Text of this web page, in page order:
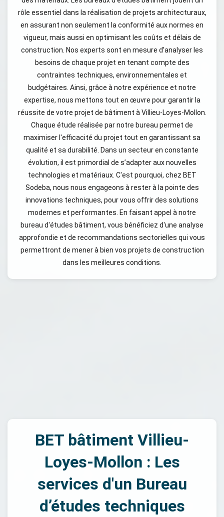
rôle essentiel dans la réalisation de projets architecturaux,
en assurant non seulement la conformité aux normes en
vigueur, mais aussi en optimisant les coûts et délais de
construction. Nos experts sont en mesure d’analyser les
besoins de chaque projet en tenant compte des
contraintes techniques, environnementales et
budgétaires. Ainsi, grâce à notre expérience et notre
expertise, nous mettons tout en œuvre pour garantir la
réussite de votre projet de bâtiment à Villieu-Loyes-Mollon.
Chaque étude réalisée par notre bureau permet de
maximiser l'efficacité du projet tout en garantissant sa
qualité et sa durabilité. Dans un secteur en constante
évolution, il est primordial de s’adapter aux nouvelles
technologies et matériaux. C'est pourquoi, chez BET
Sodeba, nous nous engageons à rester à la pointe des
innovations techniques, pour vous offrir des solutions
modernes et performantes. En faisant appel à notre
bureau d'études bâtiment, vous bénéficiez d'une analyse
approfondie et de recommandations sectorielles qui vous
permettront de mener à bien vos projets de construction
dans les meilleures conditions.
BET bâtiment Villieu-
Loyes-Mollon : Les
services d'un Bureau
d’études techniques